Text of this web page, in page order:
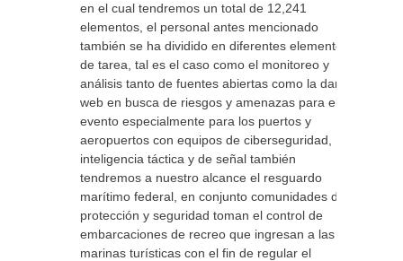
en el cual tendremos un total de 12,241
elementos, el personal antes mencionado
también se ha dividido en diferentes elementos
de tarea, tal es el caso como el monitoreo y
análisis tanto de fuentes abiertas como la dark
web en busca de riesgos y amenazas para el
evento especialmente para los puertos y
aeropuertos con equipos de ciberseguridad,
inteligencia táctica y de señal también
tendremos a nuestro alcance el resguardo
marítimo federal, en conjunto comunidades de
protección y seguridad toman el control de
embarcaciones de recreo que ingresan a las
marinas turísticas con el fin de regular el